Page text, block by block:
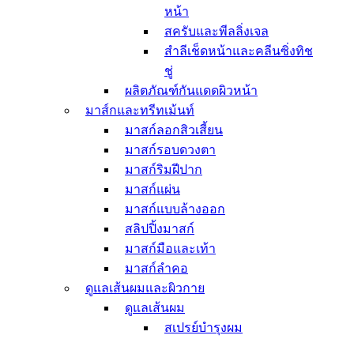
แว่นกันแดด
ดูแลช่องปาก
ยาสีฟัน
แปรงสีฟัน
ผลิตภัณฑ์สำหรับผู้หญิง
ผลิตภัณฑ์สำหรับผู้ชาย
อุปกรณ์ดูแลเล็บมือและเล็บ
เท้า
ผลิตภัณฑ์สำหรับเด็ก
สกินแคร์สำหรับเด็ก
เครื่องสำอางสำหรับ
เด็ก
ทิชชู่เปียกสำหรับเด็ก
ผลิตภัณฑ์อาบน้ำ
สำหรับเด็ก
บาล์มสำหรับเด็ก
ผลิตภัณฑ์ไล่แมลง
หน้า
สครับและพีลลิ่งเจล
สำลีเช็ดหน้าและคลีนซิ่งทิช
ชู่
ผลิตภัณฑ์กันแดดผิวหน้า
มาส์กและทรีทเม้นท์
มาสก์ลอกสิวเสี้ยน
มาสก์รอบดวงตา
มาสก์ริมฝีปาก
มาสก์แผ่น
มาสก์แบบล้างออก
สลิปปิ้งมาสก์
มาสก์มือและเท้า
มาสก์ลำคอ
ดูแลเส้นผมและผิวกาย
ดูแลเส้นผม
สเปรย์บำรุงผม